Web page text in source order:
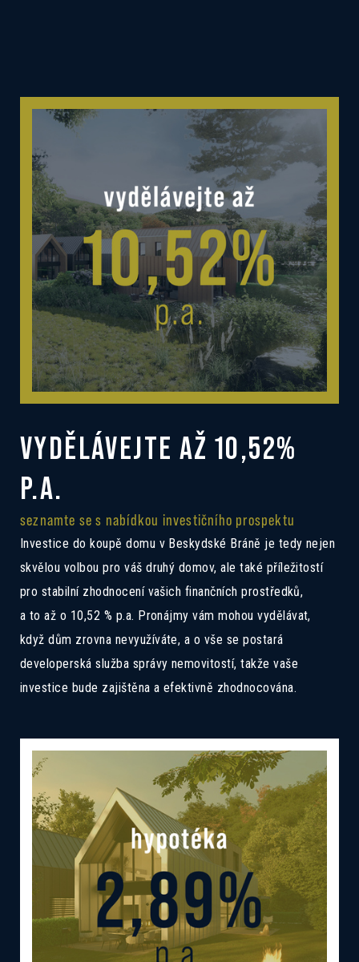
VYDĚLÁVEJTE AŽ 10,52%
P.A.
seznamte se s nabídkou investičního prospektu
Investice do koupě domu v Beskydské Bráně je tedy nejen
skvělou volbou pro váš druhý domov, ale také příležitostí
pro stabilní zhodnocení vašich finančních prostředků,
a to až o 10,52 % p.a. Pronájmy vám mohou vydělávat,
když dům zrovna nevyužíváte, a o vše se postará
developerská služba správy nemovitostí, takže vaše
investice bude zajištěna a efektivně zhodnocována.
Souhlas se zpracováním osobních
Souhlasím se zasíláním informací
osobních údajů